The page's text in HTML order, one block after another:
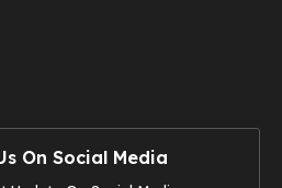
On Social Media